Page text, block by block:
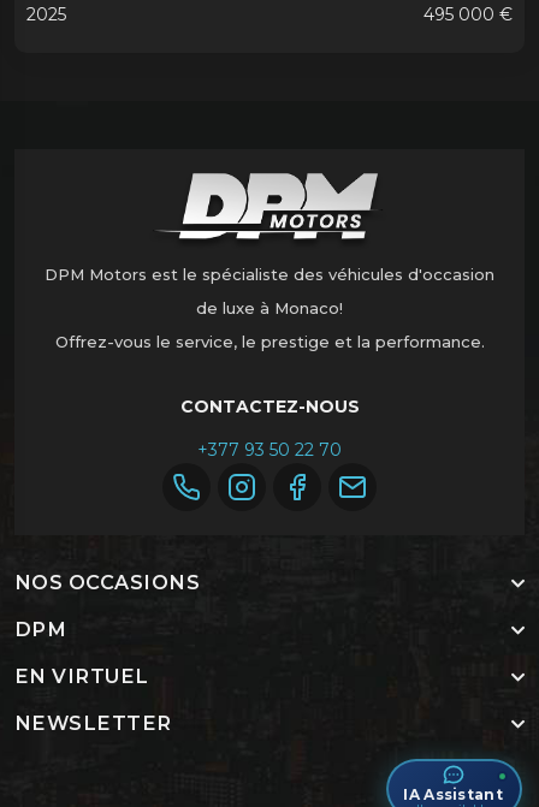
2025
495 000 €
DPM Motors est le spécialiste des véhicules d'occasion
de luxe à Monaco!
Offrez-vous le service, le prestige et la performance.
CONTACTEZ-NOUS
+377 93 50 22 70
NOS OCCASIONS
DPM
EN VIRTUEL
NEWSLETTER
IA Assistant